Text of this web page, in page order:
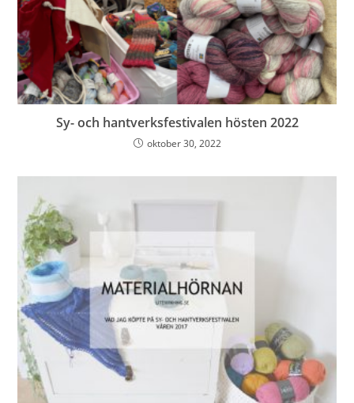
Sy- och hantverksfestivalen hösten 2022
oktober 30, 2022